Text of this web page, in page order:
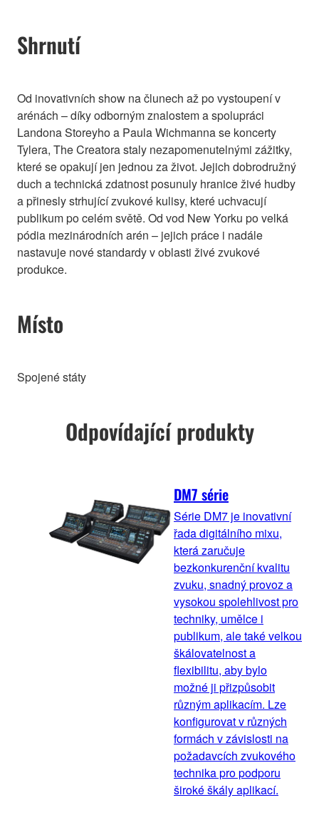
Shrnutí
Od inovativních show na člunech až po vystoupení v
arénách – díky odborným znalostem a spolupráci
Landona Storeyho a Paula Wichmanna se koncerty
Tylera, The Creatora staly nezapomenutelnými zážitky,
které se opakují jen jednou za život. Jejich dobrodružný
duch a technická zdatnost posunuly hranice živé hudby
a přinesly strhující zvukové kulisy, které uchvacují
publikum po celém světě. Od vod New Yorku po velká
pódia mezinárodních arén – jejich práce i nadále
nastavuje nové standardy v oblasti živé zvukové
produkce.
Místo
Spojené státy
Odpovídající produkty
DM7 série
Série DM7 je inovativní
řada digitálního mixu,
která zaručuje
bezkonkurenční kvalitu
zvuku, snadný provoz a
vysokou spolehlivost pro
techniky, umělce i
publikum, ale také velkou
škálovatelnost a
flexibilitu, aby bylo
možné ji přizpůsobit
různým aplikacím. Lze
konfigurovat v různých
formách v závislosti na
požadavcích zvukového
technika pro podporu
široké škály aplikací.